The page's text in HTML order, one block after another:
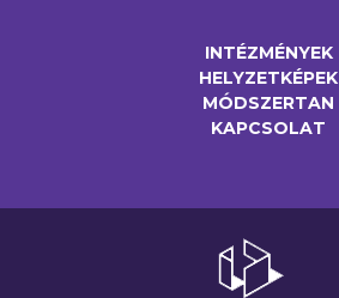
INTÉZMÉNYEK
HELYZETKÉPEK
MÓDSZERTAN
KAPCSOLAT